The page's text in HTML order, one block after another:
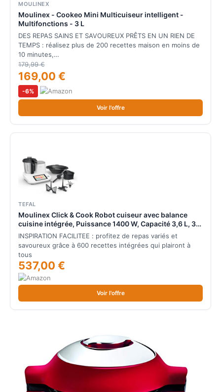
MOULINEX
Moulinex - Cookeo Mini Multicuiseur intelligent -
Multifonctions - 3 L
DES REPAS SAINS ET SAVOUREUX PRÊTS EN UN RIEN DE
TEMPS : réalisez plus de 200 recettes maison en moins de
10 minutes,…
179,99 €
169,00 €
-6%
Voir l'offre
TEFAL
Moulinex Click & Cook Robot cuiseur avec balance
cuisine intégrée, Puissance 1400 W, Capacité 3,6 L, 32
fonctions, 10 programmes automatiques, Ecran
numérique tactile, Utilisation facile HF506110
INSPIRATION FACILITEE : profitez de repas variés et
savoureux grâce à 600 recettes intégrées qui plairont à
tous
537,00 €
Voir l'offre